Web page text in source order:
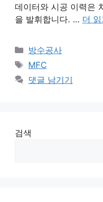
데이터와 시공 이력은
을 발휘합니다. … 더 읽
카
테
리
방수공사
태
그
MFC
댓글 남기기
검색